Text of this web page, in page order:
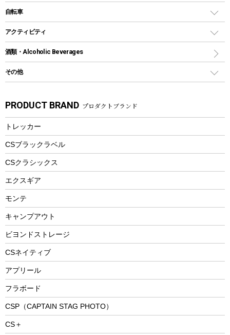
グランドシート
ガイドロープ
ツール
焚き火台&ストーブ
火起こし
バーベキューツール
クッキングツール
ナイフ
カトラリー
マグカップ、カップ
ステンレスボトル
フードボトル
トレー
ランチョンマット
ランチボックス
ディズニーボトル
保冷剤
リュック、バックパック
トートバッグ、サコッシュ
ショッピングキャリー
その他アウトドア雑貨
スプレー関係
ツール、他
インフレータブル
カヤック
パドル
ヘルメット
エアーポンプ
アクセサリー
自転車
折りたたみ自転車
スポーツサイクル
シティサイクル
自転車ウェア
アクティビティ
マリン
ラッシュガード
パラソル
フローティングベスト
ヘルメット
エアーポンプ
ビーチテント
ウィンター
スノーシュー
防寒ウェア
トレッキング
トレッキングアクセサリー
プレイグッズ
ウェルネス
酒類・Alcoholic Beverages
その他
湯たんぽ
防災用品
PRODUCT BRAND プロダクトブランド
トレッカー
CSブラックラベル
CSクラシックス
エクスギア
モンテ
キャンプアウト
ビヨンドストレージ
CSネイティブ
アプリール
フラボード
CSP（CAPTAIN STAG PHOTO）
CS＋